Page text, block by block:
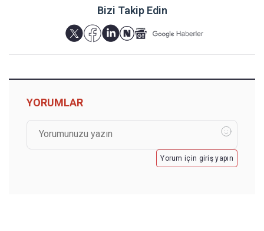
Bizi Takip Edin
YORUMLAR
Yorum için giriş yapın